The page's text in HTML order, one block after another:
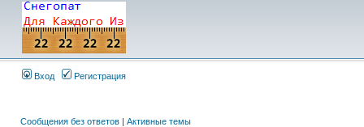
Вход Регистрация
Сообщения без ответов | Активные темы